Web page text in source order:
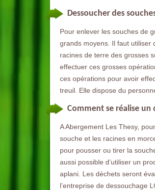
Dessoucher des
Pour enlever les souches de
grands moyens. Il faut utiliser
racines de terre des grosses
effectuer ces grosses
ces opérations pour avoir
treuil. Elle dispose du
Comment se réalise un
A Abergement Les Thesy,
souche et les racines en
pour pousser ou tirer la
aussi possible d’utiliser un
aplani. Les déchets seront
l’entreprise de dessouchage